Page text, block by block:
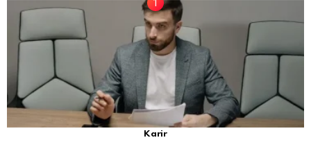
Karir